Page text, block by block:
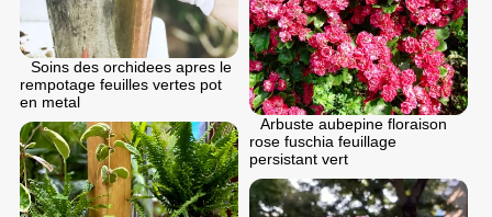
Soins des orchidees apres le
rempotage feuilles vertes pot
en metal
Arbuste aubepine floraison
rose fuschia feuillage
persistant vert